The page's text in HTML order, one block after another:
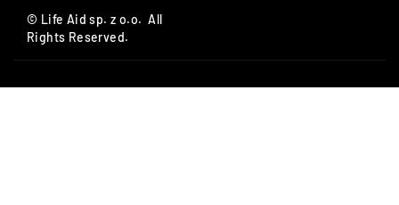
© Life Aid sp. z o.o. All
Rights Reserved.